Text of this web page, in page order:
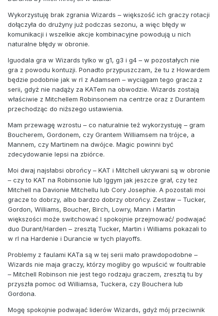
Wykorzystuję brak zgrania Wizards – większość ich graczy rotacji
dołączyła do drużyny już podczas sezonu, a więc błędy w
komunikacji i wszelkie akcje kombinacyjne powodują u nich
naturalne błędy w obronie.
Iguodala gra w Wizards tylko w g1, g3 i g4 – w pozostałych nie
gra z powodu kontuzji. Ponadto przypuszczam, że tu z Howardem
będzie podobnie jak w rl z Adamsem – wyciągam tego gracza z
serii, gdyż nie nadąży za KATem na obwodzie. Wizards zostają
właściwie z Mitchellem Robinsonem na centrze oraz z Durantem
przechodząc do niższego ustawienia.
Mam przewagę wzrostu – co naturalnie też wykorzystuję – gram
Boucherem, Gordonem, czy Grantem Williamsem na trójce, a
Mannem, czy Martinem na dwójce. Magic powinni być
zdecydowanie lepsi na zbiórce.
Moi dwaj najsłabsi obrońcy – KAT i Mitchell ukrywani są w obronie
– czy to KAT na Robinsonie lub Iggym jak jeszcze grał, czy tez
Mitchell na Davionie Mitchellu lub Cory Josephie. A pozostali moi
gracze to dobrzy, albo bardzo dobrzy obrońcy. Zestaw – Tucker,
Gordon, Williams, Boucher, Birch, Lowry, Mann i Martin
większości może switchować I spokojnie przejmować/ podwajać
duo Durant/Harden – zresztą Tucker, Martin i Williams pokazali to
w rl na Hardenie i Durancie w tych playoffs.
Problemy z faulami KATa są w tej serii mało prawdopodobne –
Wizards nie maja graczy, którzy mogliby go wpuścić w foultrable
– Mitchell Robinson nie jest tego rodzaju graczem, zresztą tu by
przyszła pomoc od Williamsa, Tuckera, czy Bouchera lub
Gordona.
Mogę spokojnie podwajać liderów Wizards, gdyż mój przeciwnik